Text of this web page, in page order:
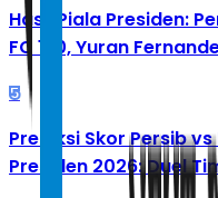
Hasil Piala Presiden:
FC 1-0, Yuran
5
Prediksi Skor Persib
Presiden 2026: Duel